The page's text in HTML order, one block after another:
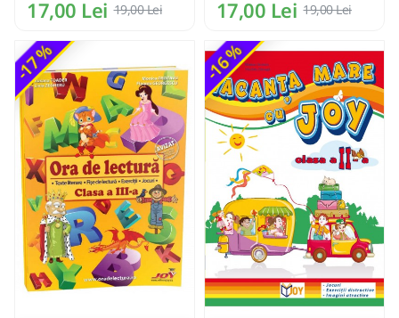
17,00 Lei 19,00 Lei 17,00 Lei 19,00 Lei
-17 % -16 %